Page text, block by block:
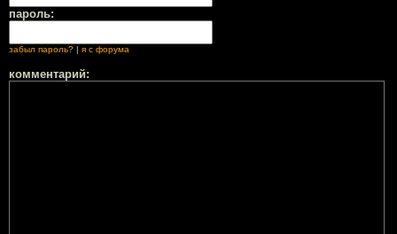
пароль:
забыл пароль? я с форума
комментарий: